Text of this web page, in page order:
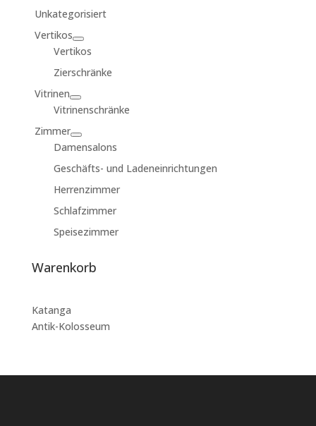
Unkategorisiert
Vertikos
Vertikos
Zierschränke
Vitrinen
Vitrinenschränke
Zimmer
Damensalons
Geschäfts- und Ladeneinrichtungen
Herrenzimmer
Schlafzimmer
Speisezimmer
Warenkorb
Katanga
Antik-Kolosseum